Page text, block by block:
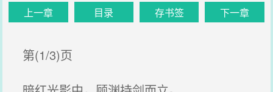
上一章 目录 存书签 下一章
第(1/3)页